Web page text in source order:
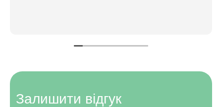
Залишити відгук